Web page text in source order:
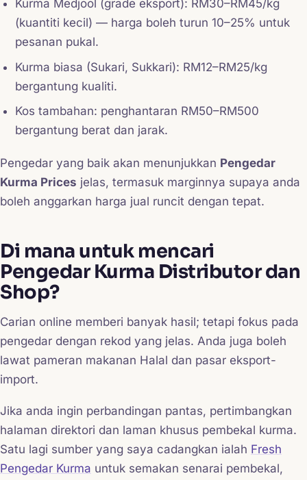
Kurma Medjool (grade eksport): RM30–RM45/kg
(kuantiti kecil) — harga boleh turun 10–25% untuk
pesanan pukal.
Kurma biasa (Sukari, Sukkari): RM12–RM25/kg
bergantung kualiti.
Kos tambahan: penghantaran RM50–RM500
bergantung berat dan jarak.
Pengedar yang baik akan menunjukkan Pengedar
Kurma Prices jelas, termasuk marginnya supaya anda
boleh anggarkan harga jual runcit dengan tepat.
Di mana untuk mencari
Pengedar Kurma Distributor dan
Shop?
Carian online memberi banyak hasil; tetapi fokus pada
pengedar dengan rekod yang jelas. Anda juga boleh
lawat pameran makanan Halal dan pasar eksport-
import.
Jika anda ingin perbandingan pantas, pertimbangkan
halaman direktori dan laman khusus pembekal kurma.
Satu lagi sumber yang saya cadangkan ialah Fresh
Pengedar Kurma untuk semakan senarai pembekal,